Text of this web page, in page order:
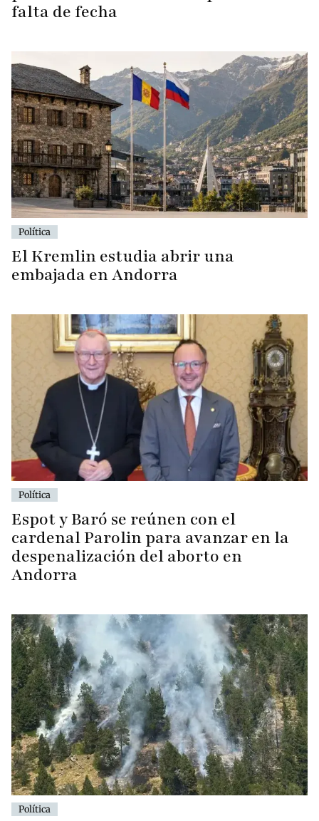
falta de fecha
Política
El Kremlin estudia abrir una
embajada en Andorra
Política
Espot y Baró se reúnen con el
cardenal Parolin para avanzar en la
despenalización del aborto en
Andorra
Política